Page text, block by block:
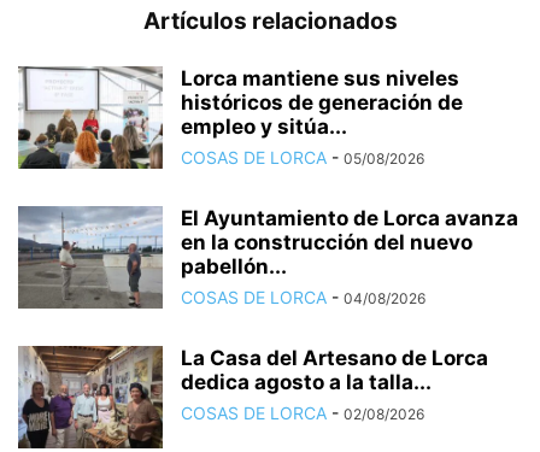
Artículos relacionados
Lorca mantiene sus niveles
históricos de generación de
empleo y sitúa...
COSAS DE LORCA - 05/08/2026
El Ayuntamiento de Lorca avanza
en la construcción del nuevo
pabellón...
COSAS DE LORCA - 04/08/2026
La Casa del Artesano de Lorca
dedica agosto a la talla...
COSAS DE LORCA - 02/08/2026